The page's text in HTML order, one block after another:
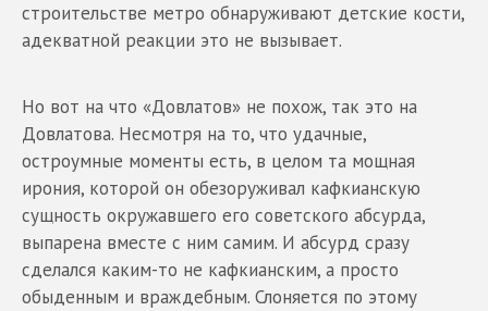
строительстве метро обнаруживают детские кости,
адекватной реакции это не вызывает.
Но вот на что «Довлатов» не похож, так это на
Довлатова. Несмотря на то, что удачные,
остроумные моменты есть, в целом та мощная
ирония, которой он обезоруживал кафкианскую
сущность окружавшего его советского абсурда,
выпарена вместе с ним самим. И абсурд сразу
сделался каким-то не кафкианским, а просто
обыденным и враждебным. Слоняется по этому